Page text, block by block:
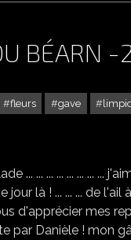
BÉARN -
fleurs gave
... ... ... ... ... ... ...
là ! ... ... ... de l'ail
d'apprécier mes
par Danièle ! mon